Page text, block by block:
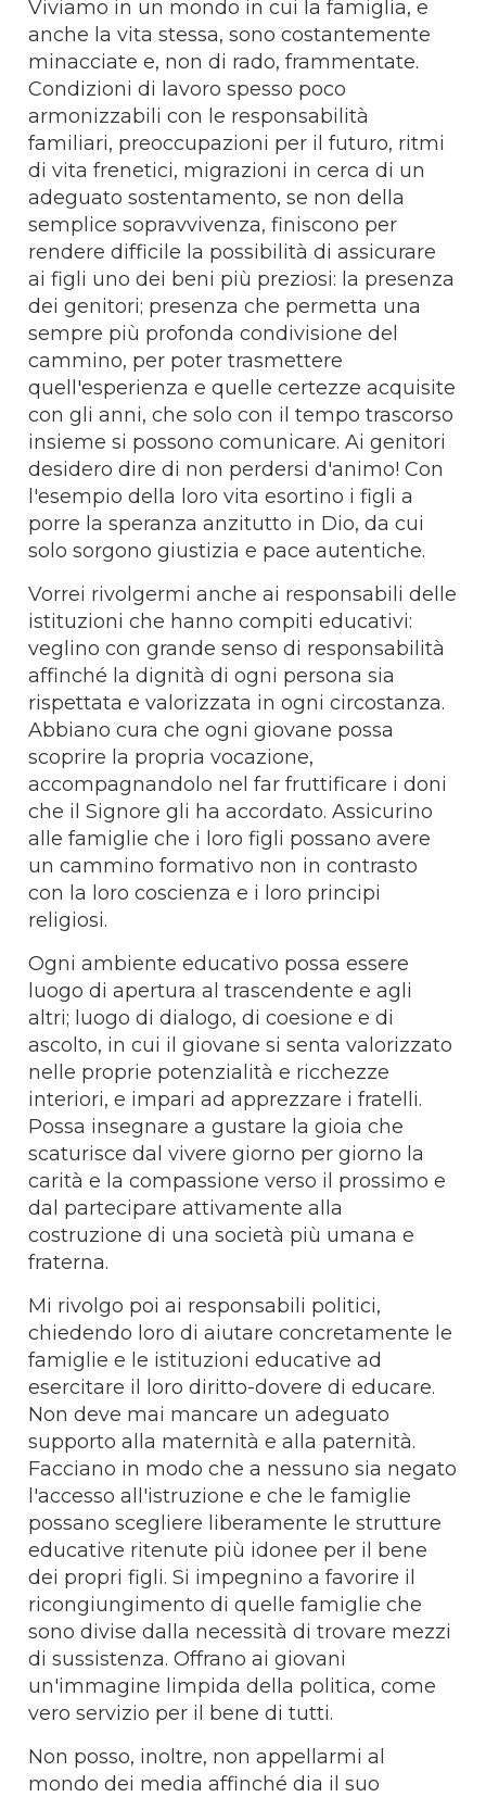
Viviamo in un mondo in cui la famiglia, e
anche la vita stessa, sono costantemente
minacciate e, non di rado, frammentate.
Condizioni di lavoro spesso poco
armonizzabili con le responsabilità
familiari, preoccupazioni per il futuro, ritmi
di vita frenetici, migrazioni in cerca di un
adeguato sostentamento, se non della
semplice sopravvivenza, finiscono per
rendere difficile la possibilità di assicurare
ai figli uno dei beni più preziosi: la presenza
dei genitori; presenza che permetta una
sempre più profonda condivisione del
cammino, per poter trasmettere
quell'esperienza e quelle certezze acquisite
con gli anni, che solo con il tempo trascorso
insieme si possono comunicare. Ai genitori
desidero dire di non perdersi d'animo! Con
l'esempio della loro vita esortino i figli a
porre la speranza anzitutto in Dio, da cui
solo sorgono giustizia e pace autentiche.
Vorrei rivolgermi anche ai responsabili delle
istituzioni che hanno compiti educativi:
veglino con grande senso di responsabilità
affinché la dignità di ogni persona sia
rispettata e valorizzata in ogni circostanza.
Abbiano cura che ogni giovane possa
scoprire la propria vocazione,
accompagnandolo nel far fruttificare i doni
che il Signore gli ha accordato. Assicurino
alle famiglie che i loro figli possano avere
un cammino formativo non in contrasto
con la loro coscienza e i loro principi
religiosi.
Ogni ambiente educativo possa essere
luogo di apertura al trascendente e agli
altri; luogo di dialogo, di coesione e di
ascolto, in cui il giovane si senta valorizzato
nelle proprie potenzialità e ricchezze
interiori, e impari ad apprezzare i fratelli.
Possa insegnare a gustare la gioia che
scaturisce dal vivere giorno per giorno la
carità e la compassione verso il prossimo e
dal partecipare attivamente alla
costruzione di una società più umana e
fraterna.
Mi rivolgo poi ai responsabili politici,
chiedendo loro di aiutare concretamente le
famiglie e le istituzioni educative ad
esercitare il loro diritto-dovere di educare.
Non deve mai mancare un adeguato
supporto alla maternità e alla paternità.
Facciano in modo che a nessuno sia negato
l'accesso all'istruzione e che le famiglie
possano scegliere liberamente le strutture
educative ritenute più idonee per il bene
dei propri figli. Si impegnino a favorire il
ricongiungimento di quelle famiglie che
sono divise dalla necessità di trovare mezzi
di sussistenza. Offrano ai giovani
un'immagine limpida della politica, come
vero servizio per il bene di tutti.
Non posso, inoltre, non appellarmi al
mondo dei media affinché dia il suo